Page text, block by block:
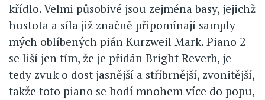
křídlo. Velmi působivé jsou zejména basy, jejichž
hustota a síla již značně připomínají samply
mých oblíbených pián Kurzweil Mark. Piano 2
se liší jen tím, že je přidán Bright Reverb, je
tedy zvuk o dost jasnější a stříbrnější, zvonitější,
takže toto piano se hodí mnohem více do popu,